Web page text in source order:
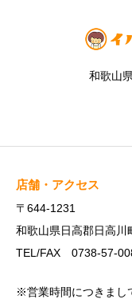
和歌山
店舗・アクセス
〒644-1231
和歌山県日高郡日高川
TEL/FAX 0738-57-
※営業時間につきまし